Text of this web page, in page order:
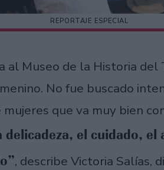
REPORTAJE ESPECIAL
al Museo de la Historia del
No fue buscado
que va muy bien
delicadeza, el cuidado,
, describe Victoria Salías,